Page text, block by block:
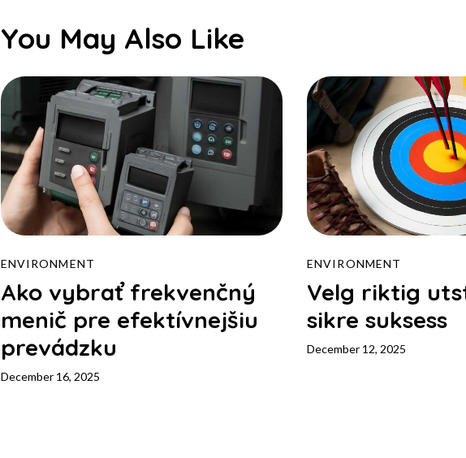
You May Also Like
ENVIRONMENT
Ako vybrať frekvenčný
menič pre efektívnejšiu
prevádzku
December 16, 2025
ENVIRONMENT
Velg riktig
sikre suksess
December 12, 2025